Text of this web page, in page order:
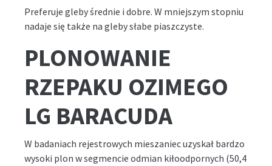
Preferuje gleby średnie i dobre. W mniejszym stopniu
nadaje się także na gleby słabe piaszczyste.
PLONOWANIE
RZEPAKU OZIMEGO
LG BARACUDA
W badaniach rejestrowych mieszaniec uzyskał bardzo
wysoki plon w segmencie odmian kiłoodpornych (50,4